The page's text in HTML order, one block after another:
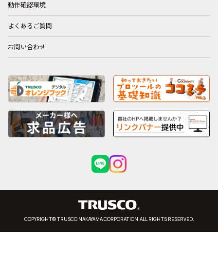
動作確認環境
よくあるご質問
お問い合わせ
COPYRIGHT© TRUSCO NAKAYAMA CORPORATION.ALL RIGHTS RESERVED.